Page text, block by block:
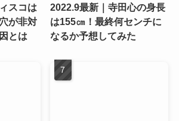
スコは
が非対
とは
2022.9最新｜寺田心の身長
は155㎝！最終何センチに
なるか予想してみた